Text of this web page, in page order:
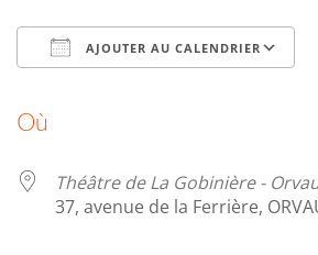
AJOUTER AU CALENDRIER
Où
Théâtre de La Gobinière -
37, avenue de la Ferrière,